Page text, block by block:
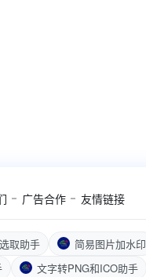
广告合作 友情链接
取助手 简易图片加水印
文字转PNG和ICO助手